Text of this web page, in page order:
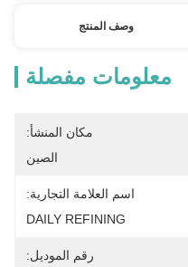
وصف المنتج
معلومات مفصلة
مكان المنشأ:
الصين
اسم العلامة التجارية:
DAILY REFINING
رقم الموديل: